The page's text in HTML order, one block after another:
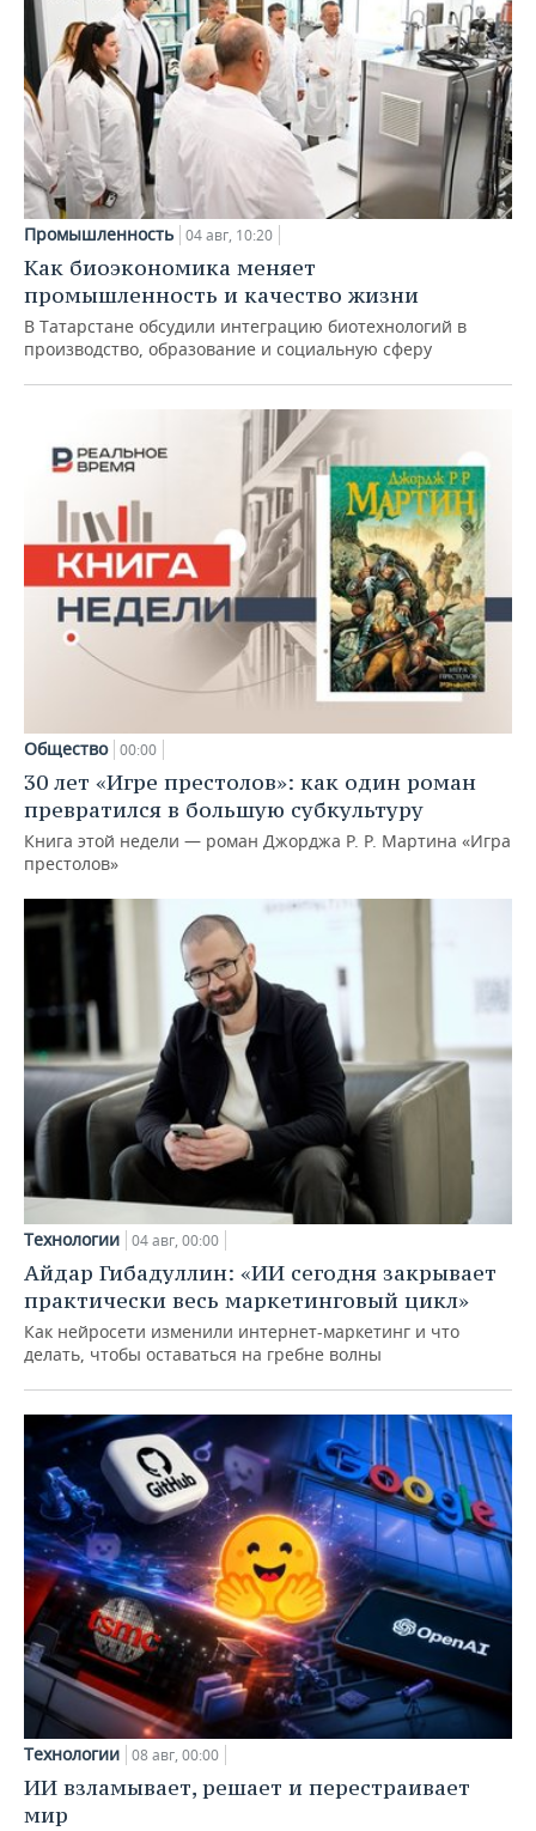
Промышленность 04 авг, 10:20
Как биоэкономика меняет
промышленность и качество жизни
В Татарстане обсудили интеграцию биотехнологий в
производство, образование и социальную сферу
Общество 00:00
30 лет «Игре престолов»: как один роман
превратился в большую субкультуру
Книга этой недели — роман Джорджа Р. Р. Мартина «Игра
престолов»
Технологии 04 авг, 00:00
Айдар Гибадуллин: «ИИ сегодня закрывает
практически весь маркетинговый цикл»
Как нейросети изменили интернет-маркетинг и что
делать, чтобы оставаться на гребне волны
Технологии 08 авг, 00:00
ИИ взламывает, решает и перестраивает
мир